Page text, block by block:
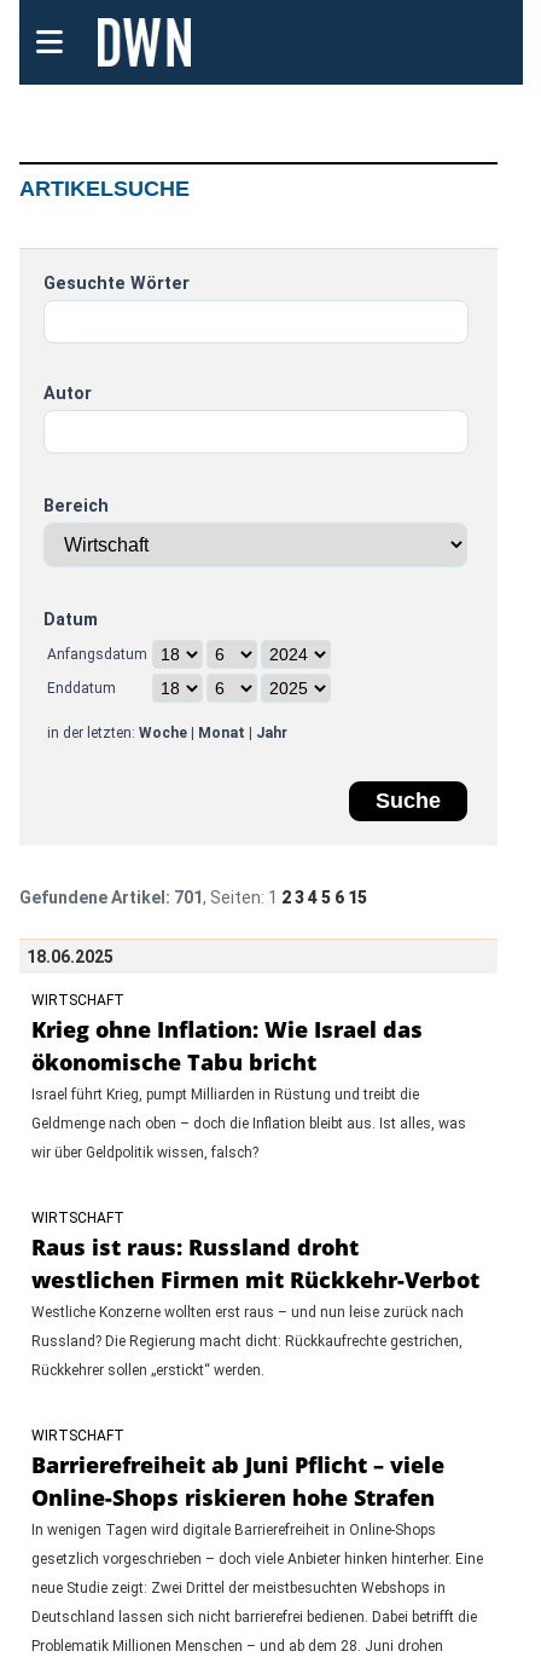
ARTIKELSUCHE
Gesuchte Wörter
Autor
Bereich
Datum
Anfangsdatum
Enddatum
in der letzten: Woche| Monat Jahr
Gefundene Artikel: 701, Seiten: 1 2 3 4 5 6 15
18.06.2025
WIRTSCHAFT
Krieg ohne Inflation: Wie Israel das
ökonomische Tabu bricht
Israel führt Krieg, pumpt Milliarden in Rüstung und treibt die
Geldmenge nach oben – doch die Inflation bleibt aus. Ist alles, was
wir über Geldpolitik wissen, falsch?
WIRTSCHAFT
Raus ist raus: Russland droht
westlichen Firmen mit Rückkehr-Verbot
Westliche Konzerne wollten erst raus – und nun leise zurück nach
Russland? Die Regierung macht dicht: Rückkaufrechte gestrichen,
Rückkehrer sollen „erstickt“ werden.
WIRTSCHAFT
Barrierefreiheit ab Juni Pflicht – viele
Online-Shops riskieren hohe Strafen
In wenigen Tagen wird digitale Barrierefreiheit in Online-Shops
gesetzlich vorgeschrieben – doch viele Anbieter hinken hinterher. Eine
neue Studie zeigt: Zwei Drittel der meistbesuchten Webshops in
Deutschland lassen sich nicht barrierefrei bedienen. Dabei betrifft die
Problematik Millionen Menschen – und ab dem 28. Juni drohen